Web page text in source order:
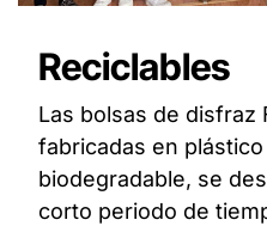
Reciclables
Las bolsas de disfraz
fabricadas en
biodegradable, se
corto periodo de